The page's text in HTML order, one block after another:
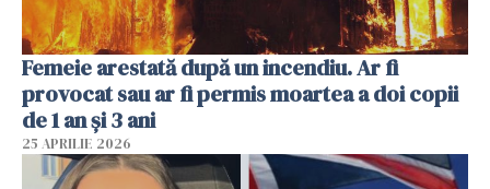
Femeie arestată după un incendiu. Ar fi
provocat sau ar fi permis moartea a doi copii
de 1 an și 3 ani
25 APRILIE 2026